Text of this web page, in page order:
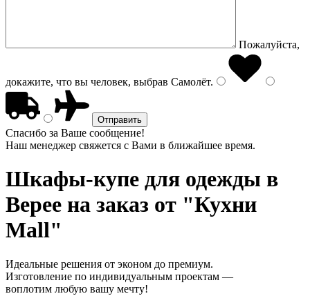
Пожалуйста,
докажите, что вы человек, выбрав Самолёт.
Спасибо за Ваше сообщение!
Наш менеджер свяжется с Вами в ближайшее время.
Шкафы-купе для одежды в
Верее на заказ от "Кухни
Mall"
Идеальные решения от эконом до премиум.
Изготовление по индивидуальным проектам —
воплотим любую вашу мечту!